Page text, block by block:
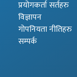
प्रयोगकर्ता सर्तहरु
विज्ञापन
गोपनियता नीतिहरु
सम्पर्क